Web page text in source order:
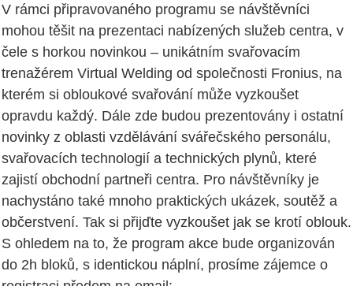
V rámci připravovaného programu se návštěvníci
mohou těšit na prezentaci nabízených služeb centra, v
čele s horkou novinkou – unikátním svařovacím
trenažérem Virtual Welding od společnosti Fronius, na
kterém si obloukové svařování může vyzkoušet
opravdu každý. Dále zde budou prezentovány i ostatní
novinky z oblasti vzdělávání svářečského personálu,
svařovacích technologií a technických plynů, které
zajistí obchodní partneři centra. Pro návštěvníky je
nachystáno také mnoho praktických ukázek, soutěž a
občerstvení. Tak si přijďte vyzkoušet jak se krotí oblouk.
S ohledem na to, že program akce bude organizován
do 2h bloků, s identickou náplní, prosíme zájemce o